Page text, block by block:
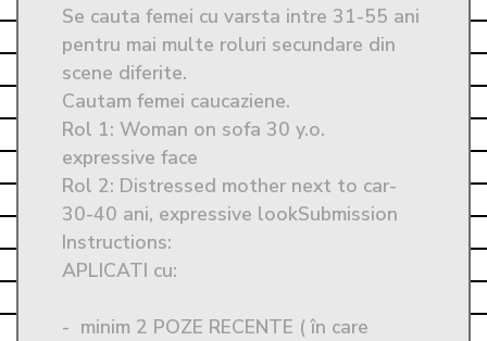
Se cauta femei cu varsta intre 31-55 ani
pentru mai multe roluri secundare din
scene diferite.
Cautam femei caucaziene.
Rol 1: Woman on sofa 30 y.o.
expressive face
Rol 2: Distressed mother next to car-
30-40 ani, expressive lookSubmission
Instructions:
APLICATI cu:
-  minim 2 POZE RECENTE ( în care